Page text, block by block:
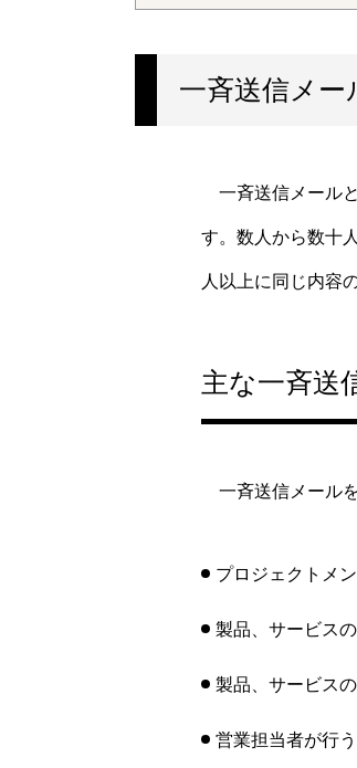
一斉送信メー
一斉送信メール
す。数人から数十
人以上に同じ内容
主な一斉送
一斉送信メール
プロジェクトメ
製品、サービス
製品、サービス
営業担当者が行